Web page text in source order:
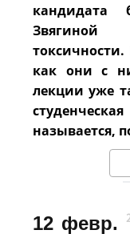
кандидата
Звягиной
как они с
лекции уже
называется,
12 февр.